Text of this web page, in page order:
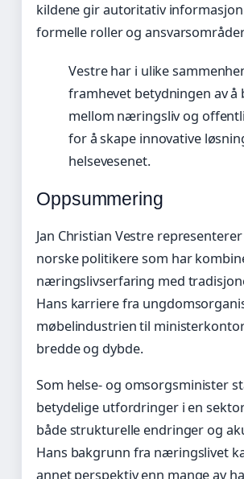
kildene gir autoritativ
formelle roller og
Vestre har i ulike
framhevet betydningen av å
mellom næringsliv og
for å skape innovative
helsevesenet.
Oppsummering
Jan Christian Vestre
norske politikere som har
næringslivserfaring med
Hans karriere fra
møbelindustrien til
bredde og dybde.
Som helse- og omsorgsminister
betydelige utfordringer i en
både strukturelle endringer og
Hans bakgrunn fra næringslivet
annet perspektiv enn mange av